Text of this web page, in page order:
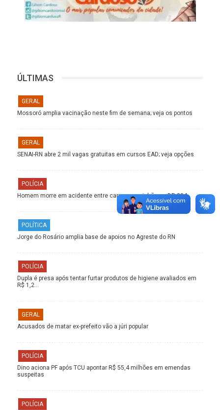
ÚLTIMAS
GERAL
Mossoró amplia vacinação neste fim de semana; veja os pontos
GERAL
SENAI-RN abre 2 mil vagas gratuitas em cursos EAD; veja opções
POLÍCIA
Homem morre em acidente entre carro e caminhão na BR-304
POLÍTICA
Jorge do Rosário amplia base de apoios no Agreste do RN
POLÍCIA
Dupla é presa após tentar furtar produtos de higiene avaliados em
R$ 1,2…
GERAL
Acusados de matar ex-prefeito vão a júri popular
POLÍCIA
Dino aciona PF após TCU apontar R$ 55,4 milhões em emendas
suspeitas
POLÍCIA